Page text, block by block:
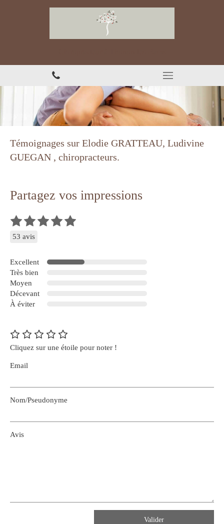
Témoignages sur Elodie GRATTEAU, Ludivine
GUEGAN , chiropracteurs.
Partagez vos impressions
53 avis
Excellent
Très bien
Moyen
Décevant
À éviter
Cliquez sur une étoile pour noter !
Email
Nom/Pseudonyme
Avis
Valider